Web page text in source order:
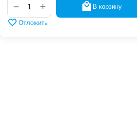
+
− В корзину
Отложить